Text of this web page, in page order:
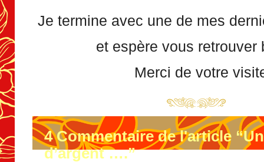
Je termine avec une de mes
et espère vous retrouver
Merci de votre
4Commentaire de l'article
d’argent ….”